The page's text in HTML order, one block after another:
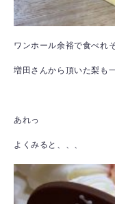
ワンホール余裕で食べれ
増田さんから頂いた梨も
あれっ
よくみると、、、